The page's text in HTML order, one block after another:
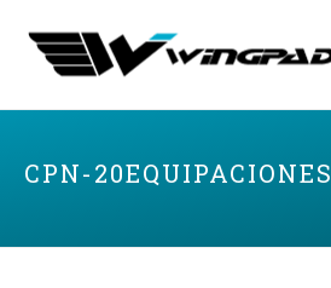
CPN-20EQUIPACIONES